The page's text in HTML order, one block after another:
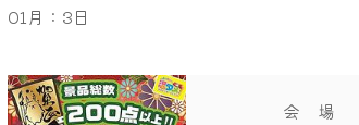
01月：3日
会 場